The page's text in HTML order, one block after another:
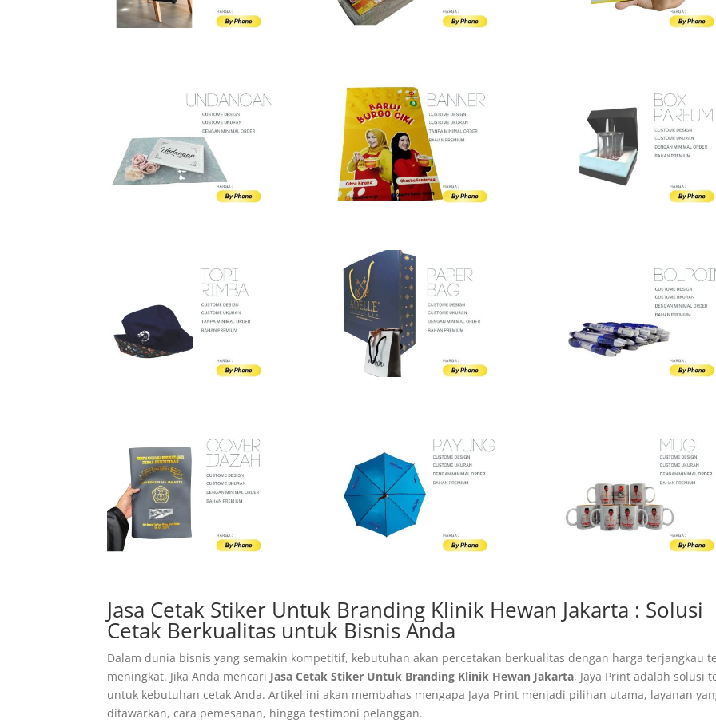
Jasa Cetak Stiker Untuk Branding Klinik Hewan Jakarta : Solusi
Cetak Berkualitas untuk Bisnis Anda
Dalam dunia bisnis yang semakin kompetitif, kebutuhan akan percetakan berkualitas dengan harga terjangkau
meningkat. Jika Anda mencari Jasa Cetak Stiker Untuk Branding Klinik Hewan Jakarta, Jaya Print adalah solusi
untuk kebutuhan cetak Anda. Artikel ini akan membahas mengapa Jaya Print menjadi pilihan utama, layanan
ditawarkan, cara pemesanan, hingga testimoni pelanggan.